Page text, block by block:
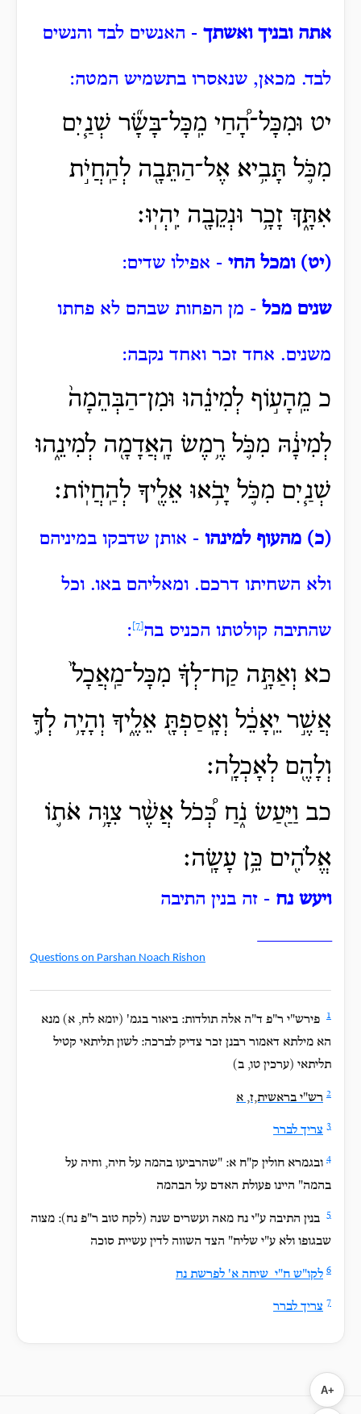
אתה ובניך ואשתך - האנשים לבד והנשים
לבד. מכאן, שנאסרו בתשמיש המטה:
יט וּמִכָּל־הָ֠חַי מִֽכָּל־בָּשָׂ֞ר שְׁנַ֧יִם
מִכֹּ֛ל תָּבִ֥יא אֶל־הַתֵּבָ֖ה לְהַֽחֲיֹ֣ת
אִתָּ֑ךְ זָכָ֥ר וּנְקֵבָ֖ה יִֽהְיֽוּ׃
(יט) ומכל החי - אפילו שדים:
שנים מכל - מן הפחות שבהם לא פחתו
משנים. אחד זכר ואחד נקבה:
כ מֵֽהָע֣וֹף לְמִינֵ֗הוּ וּמִן־הַבְּהֵמָה֙
לְמִינָ֔הּ מִכֹּ֛ל רֶ֥מֶשׂ הָֽאֲדָמָ֖ה לְמִינֵ֑הוּ
שְׁנַ֧יִם מִכֹּ֛ל יָבֹ֥אוּ אֵלֶ֖יךָ לְהַֽחֲיֽוֹת׃
(כ) מהעוף למינהו - אותן שדבקו במיניהם
ולא השחיתו דרכם. ומאליהם באו. וכל
שהתיבה קולטתו הכניס בה :
כא וְאַתָּ֣ה קַח־לְךָ֗ מִכָּל־מַֽאֲכָל֙
אֲשֶׁ֣ר יֵֽאָכֵ֔ל וְאָֽסַפְתָּ֖ אֵלֶ֑יךָ וְהָיָ֥ה לְךָ֛
וְלָהֶ֖ם לְאָכְלָֽה׃
כב וַיַּ֖עַשׂ נֹ֑חַ כְּ֠כֹל אֲשֶׁ֨ר צִוָּ֥ה אֹת֛וֹ
אֱלֹהִ֖ים כֵּ֥ן עָשָֽׂה׃
ויעש נח - זה בנין התיבה
Questions on Parshan Noach Rishon
1
פירש"י ר"פ ד"ה אלה תולדות: ביאור בגמ' (יומא לח, א) מנא
הא מילתא דאמור רבנן זכר צדיק לברכה: לשון תליתאי קטיל
תליתאי (ערכין טו, ב)
2 רש"י בראשית,ז, א
3 צריך לברר
4 ובגמרא חולין ק"ח א: "שהרביעו בהמה על חיה, וחיה על
בהמה" היינו פעולת האדם על הבהמה
5
בנין התיבה ע"י נח מאה ועשרים שנה (לקח טוב ר"פ נח): מצוה
שבגופו ולא ע"י שליח" הצד השווה לדין עשיית סוכה
6 לקו"ש ח"י שיחה א' לפרשת נח
7 צריך לברר
A+